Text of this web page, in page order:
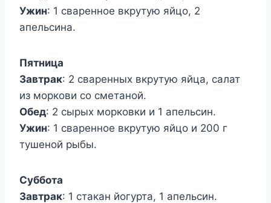
Ужин: 1 сваренное вкрутую яйцо, 2
апельсина.
Пятница
Завтрак: 2 сваренных вкрутую яйца, салат
из моркови со сметаной.
Обед: 2 сырых морковки и 1 апельсин.
Ужин: 1 сваренное вкрутую яйцо и 200 г
тушеной рыбы.
Суббота
Завтрак: 1 стакан йогурта, 1 апельсин.